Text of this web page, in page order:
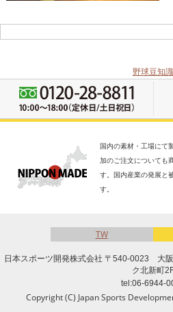
野球豆知識
国内の素材・工場にて
加のご注文についても
す。国内産業の発展と
す。
TW
日本スポーツ開発株式会社 〒540-0023 大
ク北新町
tel:06-6944-
Copyright (C) Japan Sports